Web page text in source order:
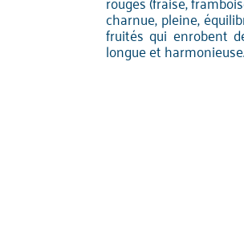
charnue, pleine,
fruités qui enrobent
longue et